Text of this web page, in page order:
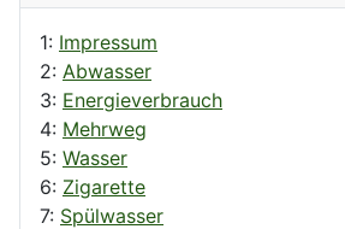
1: Impressum
2: Abwasser
3: Energieverbrauch
4: Mehrweg
5: Wasser
6: Zigarette
7: Spülwasser